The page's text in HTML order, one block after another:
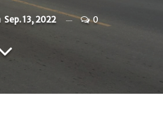
Sep. 13, 2022 0